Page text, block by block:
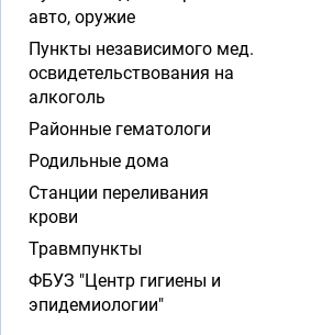
авто, оружие
Пункты независимого мед.
освидетельствования на
алкоголь
Районные гематологи
Родильные дома
Станции переливания
крови
Травмпункты
ФБУЗ "Центр гигиены и
эпидемиологии"